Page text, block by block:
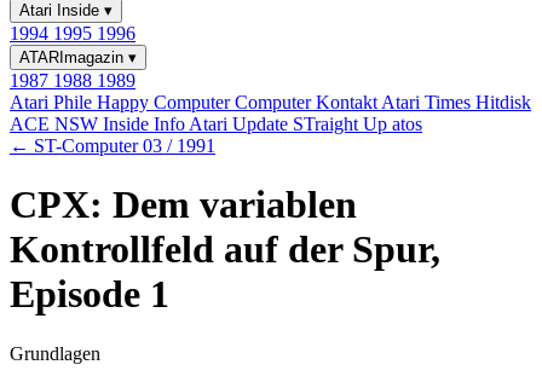
Atari Inside ▾
1994 1995 1996
ATARImagazin ▾
1987 1988 1989
Atari Phile Happy ComputerComputer Kontakt Atari Times Hitdisk
ACE NSW Inside Info Atari Update STraight Up atos
← ST-Computer 03 / 1991
CPX: Dem variablen
Kontrollfeld auf der Spur,
Episode 1
Grundlagen